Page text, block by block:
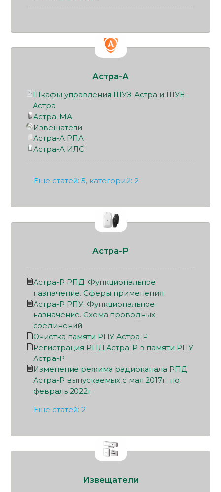
Астра-А
Шкафы управления ШУЗ-Астра и ШУВ-
Астра
Астра-МА
Извещатели
Астра-А РПА
Астра-А ИЛС
Еще статей: 5, категорий: 2
Астра-Р
Астра-Р РПД. Функциональное
назначение. Сферы применения
Астра-Р РПУ. Функциональное
назначение. Схема проводных
соединений
Очистка памяти РПУ Астра-Р
Регистрация РПД Астра-Р в памяти РПУ
Астра-Р
Изменение режима радиоканала РПД
Астра-Р выпускаемых с мая 2017г. по
февраль 2022г
Еще статей: 2
Извещатели